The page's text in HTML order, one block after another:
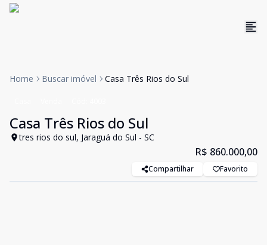
Home Buscar imóvel Casa Três Rios do Sul
Casa Três Rios do Sul
tres rios do sul, Jaraguá do Sul - SC
R$ 860.000,00
Compartilhar Favorito